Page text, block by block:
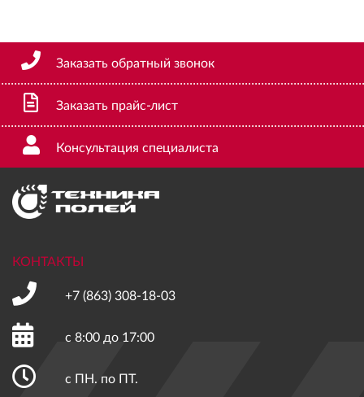
Заказать обратный звонок
Заказать прайс-лист
Консультация специалиста
КОНТАКТЫ
+7 (863) 308-18-03
с 8:00 до 17:00
с ПН. по ПТ.